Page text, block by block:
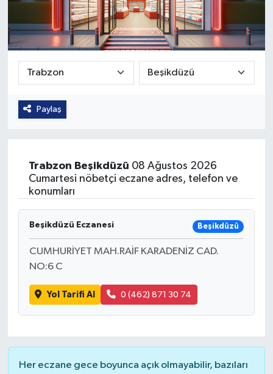
Paylaş
Trabzon Beşikdüzü 08 Ağustos 2026
Cumartesi nöbetçi eczane adres, telefon ve
konumları
Beşikdüzü Eczanesi Beşikdüzü
CUMHURİYET MAH.RAİF KARADENİZ CAD.
NO:6 C
Yol Tarifi Al 0 (462) 871 30 74
Her eczane gece boyunca açık olmayabilir, bazıları
Güvenlik
Kültür-Sanat
Magazin
Özel Haber
Sağlık
Siyaset
Spor
Teknoloji
Yaşam